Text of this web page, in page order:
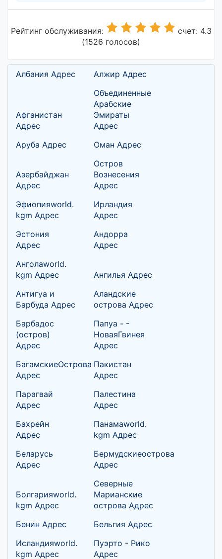
Рейтинг обслуживания:
счет: 4.3
(1526 голосов)
Албания Адрес Алжир Адрес
Афганистан
Адрес
Объединенные
Арабские
Эмираты
Адрес
Аруба Адрес
Оман Адрес
Азербайджан
Адрес
Остров
Вознесения
Адрес
Эфиопияworld.
kgm Адрес
Ирландия
Адрес
Эстония
Адрес
Андорра
Адрес
Анголаworld.
kgm Адрес
Ангилья Адрес
Антигуа и
Барбуда Адрес
Аландские
острова Адрес
Барбадос
(остров)
Адрес
Папуа - -
НоваяГвинея
Адрес
БагамскиеОстрова
Адрес
Пакистан
Адрес
Парагвай
Адрес
Палестина
Адрес
Бахрейн
Адрес
Панамаworld.
kgm Адрес
Беларусь
Адрес
Бермудскиеострова
Адрес
Болгарияworld.
kgm Адрес
Северные
Марианские
острова Адрес
Бенин Адрес
Бельгия Адрес
Исландияworld.
kgm Адрес
Пуэрто - Рико
Адрес